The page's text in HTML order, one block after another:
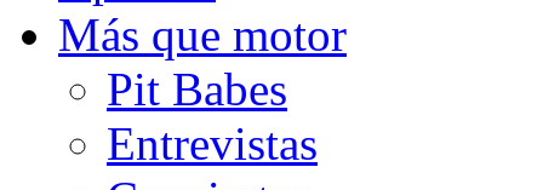
Más que motor
Pit Babes
Entrevistas